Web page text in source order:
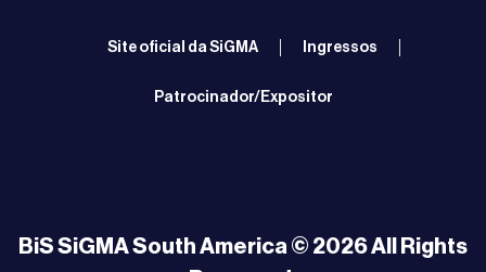
Site oficial da SiGMA Ingressos
Patrocinador/Expositor
BiS SiGMA South America © 2026 All Rights